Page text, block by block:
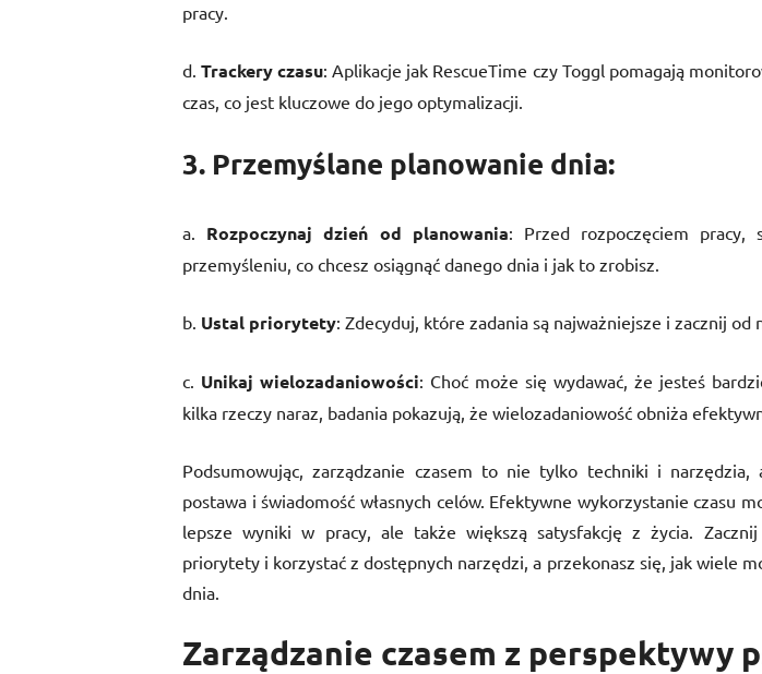
pracy.
d.Trackery czasu: Aplikacje jak RescueTime czy Toggl pomagają
czas, co jest kluczowe do jego optymalizacji.
3. Przemyślane planowanie dnia:
a. Rozpoczynaj dzień od planowania: Przed rozpoczęciem
przemyśleniu, co chcesz osiągnąć danego dnia i jak to zrobisz.
b. Ustal priorytety: Zdecyduj, które zadania są najważniejsze i zacznij od
c. Unikaj wielozadaniowości: Choć może się wydawać, że jesteś
kilka rzeczy naraz, badania pokazują, że wielozadaniowość obniża
Podsumowując, zarządzanie czasem to nie tylko techniki i narzędzia,
postawa i świadomość własnych celów. Efektywne wykorzystanie czasu
lepsze wyniki w pracy, ale także większą satysfakcję z życia. Zacznij
priorytety i korzystać z dostępnych narzędzi, a przekonasz się, jak wiele
dnia.
Zarządzanie czasem z perspektywy